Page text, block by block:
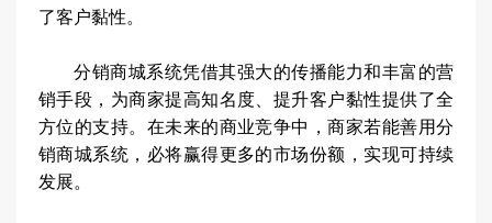
了客户黏性。
分销商城系统凭借其强大的传播能力和丰富的营
销手段，为商家提高知名度、提升客户黏性提供了全
方位的支持。在未来的商业竞争中，商家若能善用分
销商城系统，必将赢得更多的市场份额，实现可持续
发展。